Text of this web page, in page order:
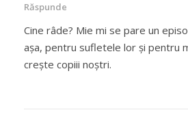
Răspunde
Cine râde? Mie mi se pare un
aşa, pentru sufletele lor şi pentru
creşte copiii noştri.